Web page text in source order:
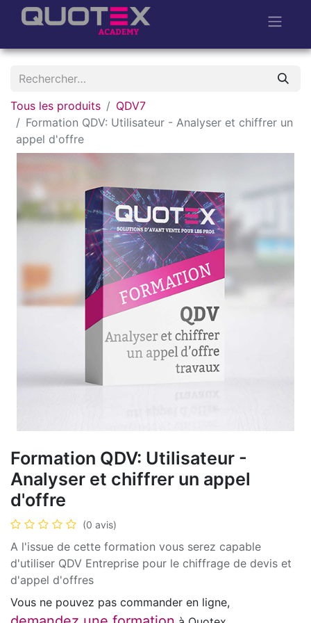
Tous les produits
QDV7
Formation QDV: Utilisateur - Analyser et chiffrer un
appel d'offre
Formation QDV: Utilisateur -
Analyser et chiffrer un appel
d'offre
(0 avis)
A l'issue de cette formation vous serez capable
d'utiliser QDV Entreprise pour le chiffrage de devis et
d'appel d'offres
Vous ne pouvez pas commander en ligne,